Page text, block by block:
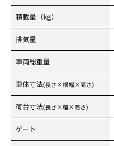
積載量（kg）
排気量
車両総重量
車体寸法(長さ×横幅×高さ)
荷台寸法(長さ×幅×高さ)
ゲート